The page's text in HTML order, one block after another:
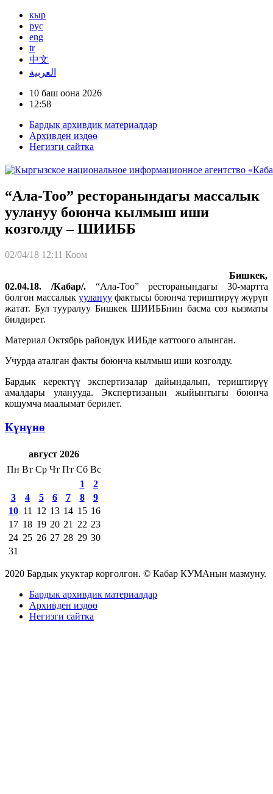
кыр
рус
eng
tr
中文
العربية
10 баш оона 2026
12:58
Бардык архивдик материалдар
Архивден издөө
Негизги сайтка
“Ала-Тоо” ресторанындагы массалык
уулануу боюнча кылмыш иши
козголду – ШИИББ
02/04/18 12:11 Коом
Бишкек,
02.04.18. /Кабар/.“Ала-Тоо” ресторанындагы 30-мартта
болгон массалык уулануу фактысы боюнча териштирүү жүрүп
жатат. Бул тууралуу Бишкек ШИИББнин басма сөз кызматы
билдирет.
Материал Октябрь райондук ИИБде каттоого алынган.
Учурда аталган факты боюнча кылмыш иши козголду.
Бардык керектүү экспертизалар дайындалып, териштирүү
амалдары уланууда. Экспертизанын жыйынтыгы боюнча
кошумча маалымат берилет.
Күнүнө
август 2026
Пн Вт Ср Чт Пт Сб Вс
1
2
3
4 5 6 7 8
9
10 11 12 13 14 15 16
17 18 19 20 21 22 23
24 25 26 27 28 29 30
31
2020 Бардык укуктар корголгон. © Кабар КУМАнын мазмуну.
Бардык архивдик материалдар
Архивден издөө
Негизги сайтка